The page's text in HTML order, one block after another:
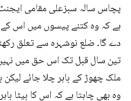
پچاس سالہ سبزعلی مقامی
ہے کہ وہ کتنے پیسوں میں اس کے
دے گا۔ ضلع نوشہرہ سے تعلق
تین سال قبل تک اس حق میں نہیں
ملک چھوڑ کے باہر چلا جائے
وہ بھی چاہتا ہے کہ اس کا بیٹا